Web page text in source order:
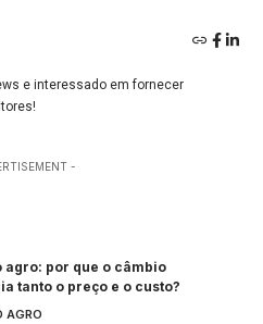
e interessado em fornecer
-
agro: por que o câmbio
tanto o preço e o custo?
AGRO